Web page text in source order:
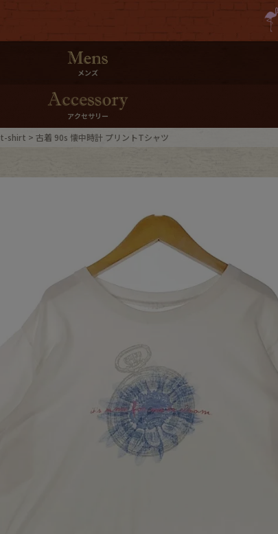
500pt＆10％Offクーポンプレゼント
LINE ID連携
International Shipping
特集一覧
スタッフコーディネート
メンズ商品カテゴリーから探す
Outer
メンズ
アクセサリー
t-shirt 古着 90s 懐中時計 プリントTシャツ